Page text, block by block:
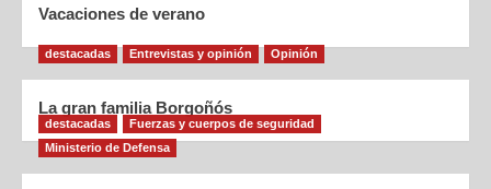
Vacaciones de verano
destacadas Entrevistas y opinión Opinión
La gran familia Borgoñós
destacadas
Fuerzas y cuerpos de seguridad
Ministerio de Defensa